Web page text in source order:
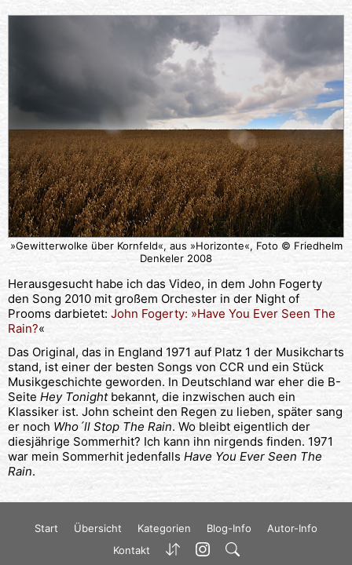
»Gewitterwolke über Kornfeld«, aus »Horizonte«, Foto © Friedhelm
Denkeler 2008
Herausgesucht habe ich das Video, in dem John Fogerty
den Song 2010 mit großem Orchester in der Night of
Prooms darbietet: John Fogerty: »Have You Ever Seen The
Rain?«
Das Original, das in England 1971 auf Platz 1 der Musikcharts
stand, ist einer der besten Songs von CCR und ein Stück
Musikgeschichte geworden. In Deutschland war eher die B-
Seite Hey Tonightbekannt, die inzwischen auch ein
Klassiker ist. John scheint den Regen zu lieben, später sang
er noch Who´ll Stop The Rain. Wo bleibt eigentlich der
diesjährige Sommerhit? Ich kann ihn nirgends finden. 1971
war mein Sommerhit jedenfalls Have You Ever Seen The
Rain.
Start Übersicht Kategorien Blog-Info
Autor-Info
Kontakt